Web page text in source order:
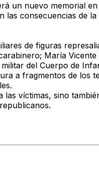
un nuevo memorial
consecuencias de
de figuras
María
del Cuerpo de
a fragmentos de
víctimas, sino